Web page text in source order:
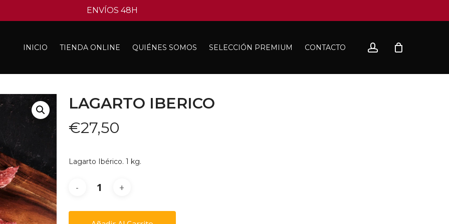
ENVÍOS 48H
INICIO TIENDA ONLINE QUIÉNES SOMOS SELECCIÓN PREMIUM CONTACTO account
LAGARTO IBERICO
€27,50
Lagarto Ibérico. 1 kg.